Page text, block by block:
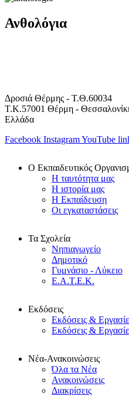
Ανθολόγια
Δροσιά Θέρμης - Τ.Θ.60034
Τ.Κ.57001 Θέρμη -
Ελλάδα
Facebook InstagramYouTube
Ο Εκπαιδευτικός
Η ταυτότητα μας
Η ιστορία μας
Η Εκπαίδευση
Οι εγκαταστάσεις
Τα Σχολεία
Νηπιαγωγείο
Δημοτικό
Γυμνάσιο - Λύκειο
Ε.Α.Τ.Ε.Κ.
Εκδόσεις
Εκδόσεις &
Εκδόσεις &
Νέα-Ανακοινώσεις
Όλα τα Νέα
Ανακοινώσεις
Διακρίσεις